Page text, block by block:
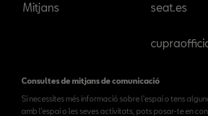
Mitjans seat.es
Consultes de mitjans de comunicació
Si necessites més informació sobre l'espai o tens
amb l'espai o les seves activitats, pots posar-te en